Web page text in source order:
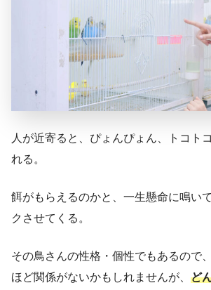
人が近寄ると、ぴょんぴょん、トコト
れる。
餌がもらえるのかと、一生懸命に鳴い
クさせてくる。
その鳥さんの性格・個性でもあるので
ほど関係がないかもしれませんが、 ど